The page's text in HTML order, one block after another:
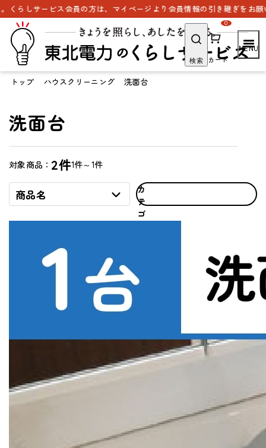
サービス会員の方は、マイページより会員情報の引き継ぎをお願いい
検索 カート
0
トップ ハウスクリーニング 洗面台
洗面台
対象商品： 2件1件～1件
商品名
カ
テ
ゴ